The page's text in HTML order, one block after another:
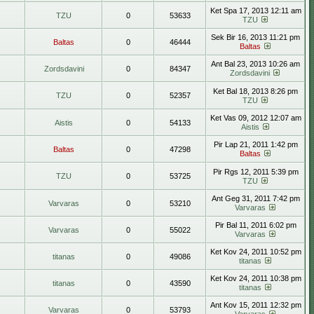
TZU 0 53633
Ket Spa 17, 2013 12:11 am
TZU
Baltas 0 46444
Sek Bir 16, 2013 11:21 pm
Baltas
Zordsdavini 0 84347
Ant Bal 23, 2013 10:26 am
Zordsdavini
TZU 0 52357
Ket Bal 18, 2013 8:26 pm
TZU
Aistis 0 54133
Ket Vas 09, 2012 12:07 am
Aistis
Baltas 0 47298
Pir Lap 21, 2011 1:42 pm
Baltas
TZU 0 53725
Pir Rgs 12, 2011 5:39 pm
TZU
Varvaras 0 53210
Ant Geg 31, 2011 7:42 pm
Varvaras
Varvaras 0 55022
Pir Bal 11, 2011 6:02 pm
Varvaras
titanas 0 49086
Ket Kov 24, 2011 10:52 pm
titanas
titanas 0 43590
Ket Kov 24, 2011 10:38 pm
titanas
Varvaras 0 53793
Ant Kov 15, 2011 12:32 pm